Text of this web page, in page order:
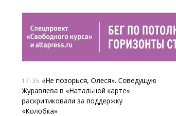
17:35 «Не позорься, Олеся». Соведущую
Журавлева в «Натальной карте»
раскритиковали за поддержку
«Колобка»